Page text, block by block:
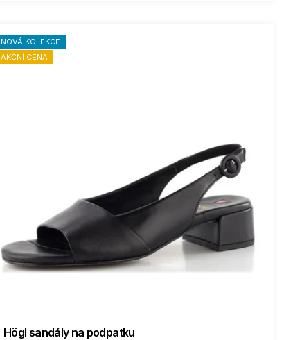
NOVÁ KOLEKCE
AKČNÍ CENA
Högl sandály na podpatku